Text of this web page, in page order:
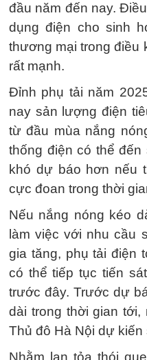
đầu năm đến nay.
dụng điện cho sinh
thương mại trong điều
rất mạnh.
Đỉnh phụ tải năm
nay sản lượng điện
từ đầu mùa nắng
thống điện có thể
khó dự báo hơn nếu
cực đoan trong thời
Nếu nắng nóng kéo
làm việc với nhu cầu
gia tăng, phụ tải điện
có thể tiếp tục tiến
trước đây. Trước dự
dài trong thời gian
Thủ đô Hà Nội dự kiến
Nhằm lan tỏa thói